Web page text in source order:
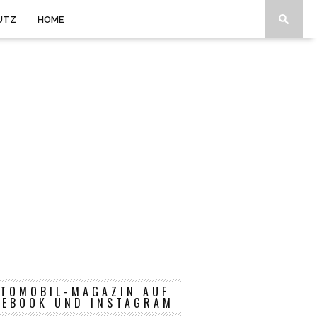
HOME
MAGAZIN AUF
UND INSTAGRAM